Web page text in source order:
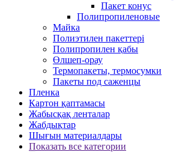
Пакет конус
Полипропиленовые
Майка
Полиэтилен пакеттері
Полипропилен қабы
Өлшеп-орау
Термопакеты, термосумки
Пакеты под саженцы
Пленка
Картон қаптамасы
Жабысқақ ленталар
Жабдықтар
Шығын материалдары
Показать все категории